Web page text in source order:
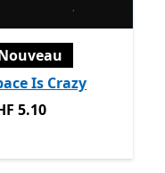
l’application
Is Crazy
5.10
5.10